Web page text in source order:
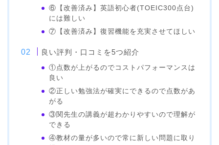
⑥【改善済み】英語初心者(TOEIC300点台)
には難しい
⑦【改善済み】復習機能を充実させてほしい
良い評判・口コミを5つ紹介
①点数が上がるのでコストパフォーマンスは
良い
②正しい勉強法が確実にできるので点数があ
がる
③関先生の講義が超わかりやすいので理解が
できる
④教材の量が多いので常に新しい問題に取り